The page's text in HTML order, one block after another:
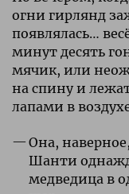
огни гирлянд
появлялась…
минут десять
мячик, или
на спину и
лапами в
Она,
Шанти
медведица в